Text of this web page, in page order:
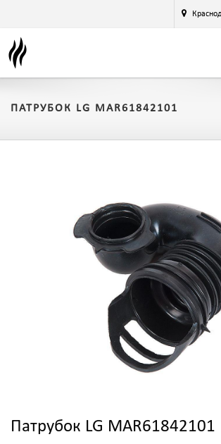
ПАТРУБОК LG MAR61842101
Патрубок LG MAR61842101